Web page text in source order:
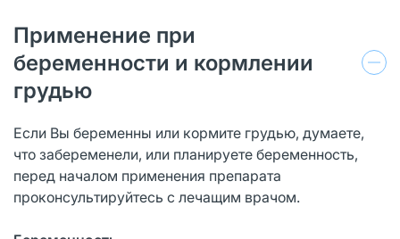
Применение при
беременности и кормлении
грудью
Если Вы беременны или кормите грудью, думаете,
что забеременели, или планируете беременность,
перед началом применения препарата
проконсультируйтесь с лечащим врачом.